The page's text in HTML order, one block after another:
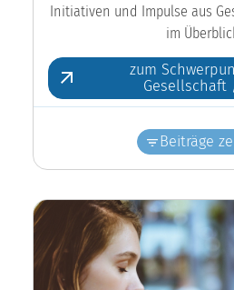
Initiativen und Impulse aus
im
zum
Beiträge